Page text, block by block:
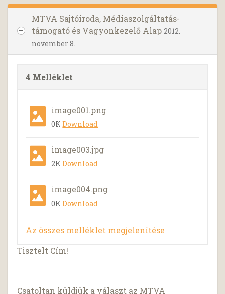
MTVA Sajtóiroda, Médiaszolgáltatás-
támogató és Vagyonkezelő Alap 2012.
november 8.
4 Melléklet
image001.png
0KDownload
image003.jpg
2KDownload
image004.png
0KDownload
Az összes melléklet megjelenítése
Tisztelt Cím!
Csatoltan küldjük a választ az MTVA